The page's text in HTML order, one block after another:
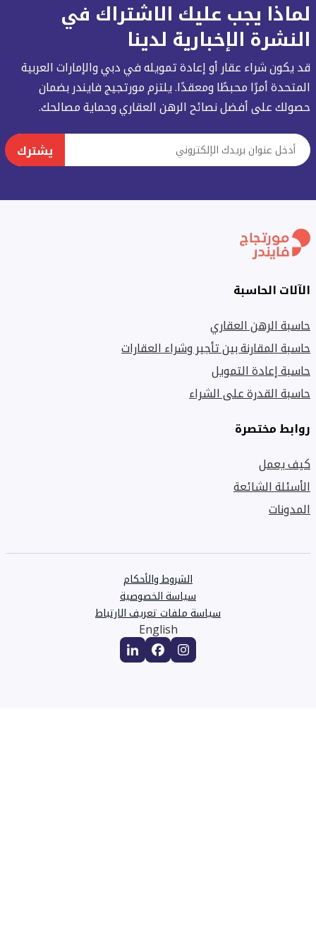
لماذا يجب عليك الاشتراك في
النشرة الإخبارية لدينا
قد يكون شراء عقار أو إعادة تمويله في دبي والإمارات العربية
المتحدة أمرًا محبطًا ومعقدًا. يلتزم مورتجيج فايندر بضمان
حصولك على أفضل نصائح الرهن العقاري وحماية مصالحك.
يشترك
الآلات الحاسبة
حاسبة الرهن العقاري
حاسبة المقارنة بين تأجير وشراء العقارات
حاسبة إعادة التمويل
حاسبة القدرة على الشراء
روابط مختصرة
كيف يعمل
الأسئلة الشائعة
المدونات
الشروط والأحكام
سياسة الخصوصية
سياسة ملفات تعريف الارتباط
English